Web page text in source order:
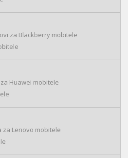
za Blackberry mobitele
Huawei mobitele
za Lenovo mobitele